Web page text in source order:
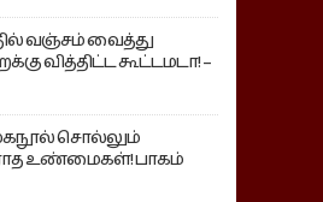
வஞ்சம் வைத்து
வித்திட்ட கூட்டமடா! –
சொல்லும்
உண்மைகள்! பாகம்